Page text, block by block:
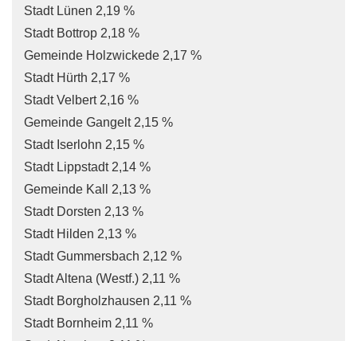
Stadt Lünen 2,19 %
Stadt Bottrop 2,18 %
Gemeinde Holzwickede 2,17 %
Stadt Hürth 2,17 %
Stadt Velbert 2,16 %
Gemeinde Gangelt 2,15 %
Stadt Iserlohn 2,15 %
Stadt Lippstadt 2,14 %
Gemeinde Kall 2,13 %
Stadt Dorsten 2,13 %
Stadt Hilden 2,13 %
Stadt Gummersbach 2,12 %
Stadt Altena (Westf.) 2,11 %
Stadt Borgholzhausen 2,11 %
Stadt Bornheim 2,11 %